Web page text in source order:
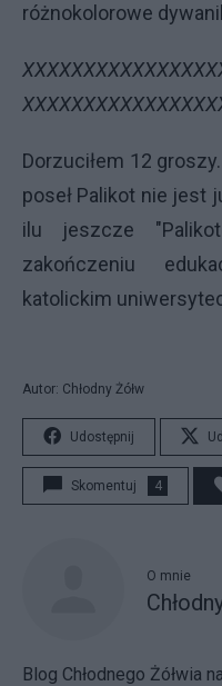
różnokolorowe
Dorzuciłem 12
poseł Palikot nie jest
ilu jeszcze
zakończeniu
katolickim
Autor: Chłodny Żółw
Udostępnij
Skomentuj 4
O mnie
Blog Chłodnego Żółwia